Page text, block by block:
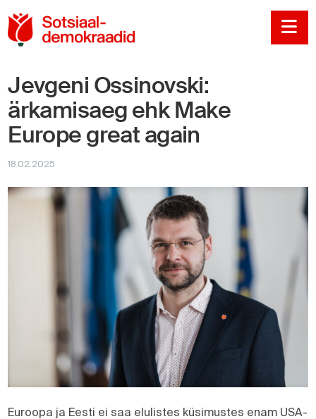
Jevgeni Ossinovski:
ärkamisaeg ehk Make
Europe great again
18.02.2025
Euroopa ja Eesti ei saa elulistes küsimustes enam USA-